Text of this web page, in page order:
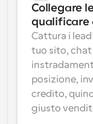
Link di
Prenota
Webhook
Ricevi una
Collegare
qualificare
Cattura i
tuo sito, chat
posizione,
credito,
giusto